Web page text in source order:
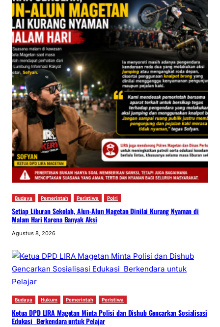
Budaya Pemerintah Peristiwa Polri
Setiap Liburan Sekolah, Alun-Alun Magetan Dinilai Kurang Nyaman di
Malam Hari Karena Banyak Aksi
Agustus 8, 2026
Budaya Hukum Pemerintah Peristiwa
Ketua DPD LIRA Magetan Minta Polisi dan Dishub Gencarkan Sosialisasi
Edukasi Berkendara untuk Pelajar